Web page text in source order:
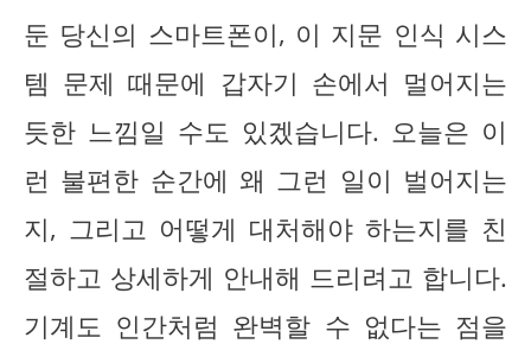
둔 당신의 스마트폰이, 이 지문 인식 시스
템 문제 때문에 갑자기 손에서 멀어지는
듯한 느낌일 수도 있겠습니다. 오늘은 이
런 불편한 순간에 왜 그런 일이 벌어지는
지, 그리고 어떻게 대처해야 하는지를 친
절하고 상세하게 안내해 드리려고 합니다.
기계도 인간처럼 완벽할 수 없다는 점을